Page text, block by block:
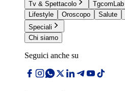
Tv & Spettacolo
TgcomLab
Lifestyle
Oroscopo Salute
Speciali
Chi siamo
Seguici anche su